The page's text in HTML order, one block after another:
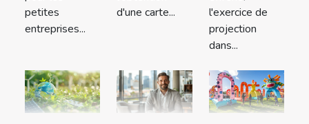
petites
entreprises...
d'une carte...
l'exercice de
projection
dans...